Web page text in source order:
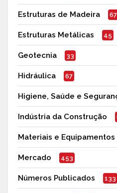
Estruturas de Madeira 67
Estruturas Metálicas 45
Geotecnia 33
Hidráulica 67
Higiene, Saúde e
Indústria da Construção
Materiais e Equipamentos
Mercado 453
Números Publicados 133